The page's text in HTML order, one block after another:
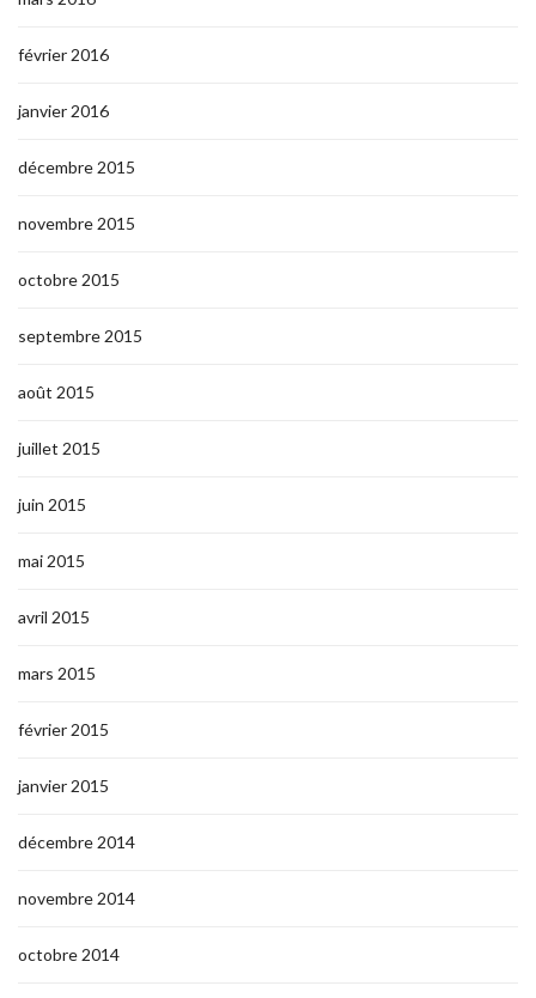
février 2016
janvier 2016
décembre 2015
novembre 2015
octobre 2015
septembre 2015
août 2015
juillet 2015
juin 2015
mai 2015
avril 2015
mars 2015
février 2015
janvier 2015
décembre 2014
novembre 2014
octobre 2014